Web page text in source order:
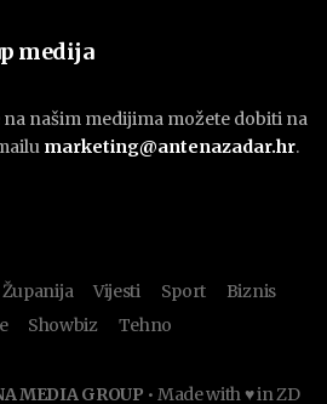
medija
našim medijima možete dobiti na
marketing@antenazadar.hr.
Županija Vijesti Sport
Biznis
Showbiz Tehno
MEDIA GROUP • Made with ♥ in ZD